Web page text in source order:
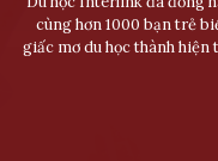
cùng hơn 1000 bạn trẻ
giấc mơ du học thành hiện